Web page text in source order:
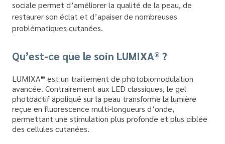
sociale permet d’améliorer la qualité de la peau, de
restaurer son éclat et d’apaiser de nombreuses
problématiques cutanées.
Qu’est-ce que le soin LUMIXA® ?
LUMIXA® est un traitement de photobiomodulation
avancée. Contrairement aux LED classiques, le gel
photoactif appliqué sur la peau transforme la lumière
reçue en fluorescence multi-longueurs d’onde,
permettant une stimulation plus profonde et plus ciblée
des cellules cutanées.